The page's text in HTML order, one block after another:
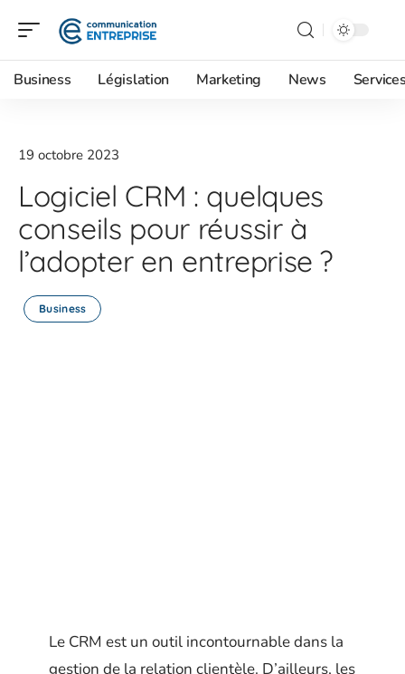
Business Législation Marketing News
19 octobre 2023
Logiciel CRM : quelques
conseils pour réussir à
l’adopter en entreprise ?
Business
Le CRM est un outil incontournable dans la
gestion de la relation clientèle. D’ailleurs, les